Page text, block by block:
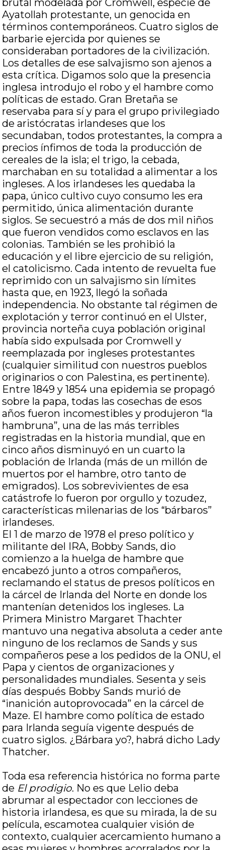
brutal modelada por Cromwell, especie de
Ayatollah protestante, un genocida en
términos contemporáneos. Cuatro siglos de
barbarie ejercida por quienes se
consideraban portadores de la civilización.
Los detalles de ese salvajismo son ajenos a
esta crítica. Digamos solo que la presencia
inglesa introdujo el robo y el hambre como
políticas de estado. Gran Bretaña se
reservaba para sí y para el grupo privilegiado
de aristócratas irlandeses que los
secundaban, todos protestantes, la compra a
precios ínfimos de toda la producción de
cereales de la isla; el trigo, la cebada,
marchaban en su totalidad a alimentar a los
ingleses. A los irlandeses les quedaba la
papa, único cultivo cuyo consumo les era
permitido, única alimentación durante
siglos. Se secuestró a más de dos mil niños
que fueron vendidos como esclavos en las
colonias. También se les prohibió la
educación y el libre ejercicio de su religión,
el catolicismo. Cada intento de revuelta fue
reprimido con un salvajismo sin límites
hasta que, en 1923, llegó la soñada
independencia. No obstante tal régimen de
explotación y terror continuó en el Ulster,
provincia norteña cuya población original
había sido expulsada por Cromwell y
reemplazada por ingleses protestantes
(cualquier similitud con nuestros pueblos
originarios o con Palestina, es pertinente).
Entre 1849 y 1854 una epidemia se propagó
sobre la papa, todas las cosechas de esos
años fueron incomestibles y produjeron “la
hambruna”, una de las más terribles
registradas en la historia mundial, que en
cinco años disminuyó en un cuarto la
población de Irlanda (más de un millón de
muertos por el hambre, otro tanto de
emigrados). Los sobrevivientes de esa
catástrofe lo fueron por orgullo y tozudez,
características milenarias de los “bárbaros”
irlandeses.
El 1 de marzo de 1978 el preso político y
militante del IRA, Bobby Sands, dio
comienzo a la huelga de hambre que
encabezó junto a otros compañeros,
reclamando el status de presos políticos en
la cárcel de Irlanda del Norte en donde los
mantenían detenidos los ingleses. La
Primera Ministro Margaret Thachter
mantuvo una negativa absoluta a ceder ante
ninguno de los reclamos de Sands y sus
compañeros pese a los pedidos de la ONU, el
Papa y cientos de organizaciones y
personalidades mundiales. Sesenta y seis
días después Bobby Sands murió de
“inanición autoprovocada” en la cárcel de
Maze. El hambre como política de estado
para Irlanda seguía vigente después de
cuatro siglos. ¿Bárbara yo?, habrá dicho Lady
Thatcher.
Toda esa referencia histórica no forma parte
de El prodigio. No es que Lelio deba
abrumar al espectador con lecciones de
historia irlandesa, es que su mirada, la de su
película, escamotea cualquier visión de
contexto, cualquier acercamiento humano a